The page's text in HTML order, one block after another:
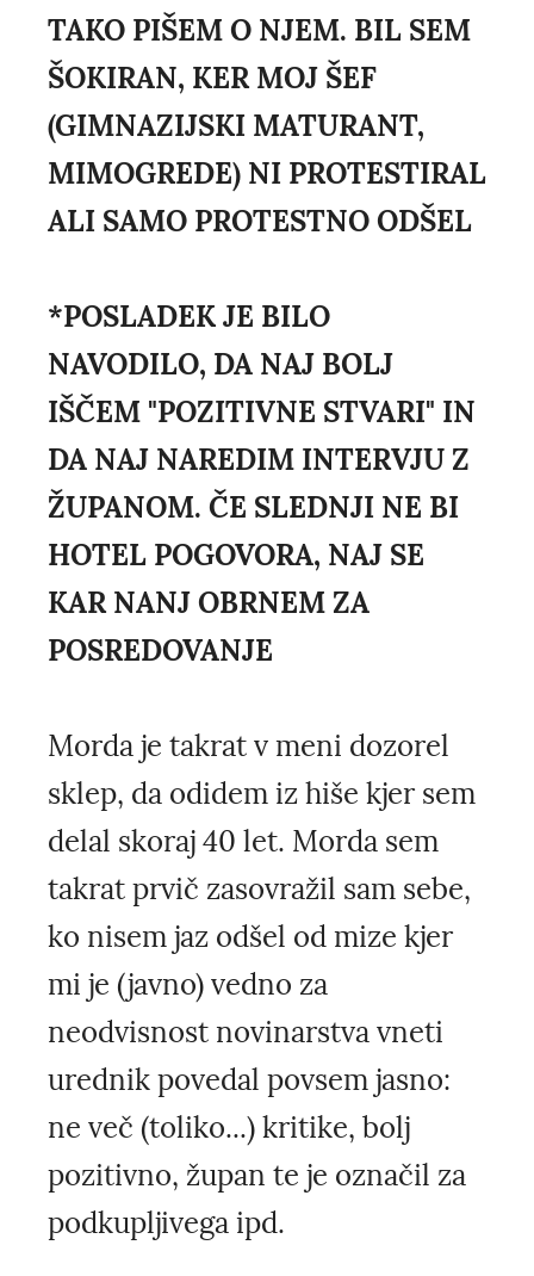
TAKO PIŠEM O NJEM. BIL SEM
ŠOKIRAN, KER MOJ ŠEF
(GIMNAZIJSKI MATURANT,
MIMOGREDE) NI PROTESTIRAL
ALI SAMO PROTESTNO ODŠEL
*POSLADEK JE BILO
NAVODILO, DA NAJ BOLJ
IŠČEM "POZITIVNE STVARI" IN
DA NAJ NAREDIM INTERVJU Z
ŽUPANOM. ČE SLEDNJI NE BI
HOTEL POGOVORA, NAJ SE
KAR NANJ OBRNEM ZA
POSREDOVANJE
Morda je takrat v meni dozorel
sklep, da odidem iz hiše kjer sem
delal skoraj 40 let. Morda sem
takrat prvič zasovražil sam sebe,
ko nisem jaz odšel od mize kjer
mi je (javno) vedno za
neodvisnost novinarstva vneti
urednik povedal povsem jasno:
ne več (toliko...) kritike, bolj
pozitivno, župan te je označil za
podkupljivega ipd.